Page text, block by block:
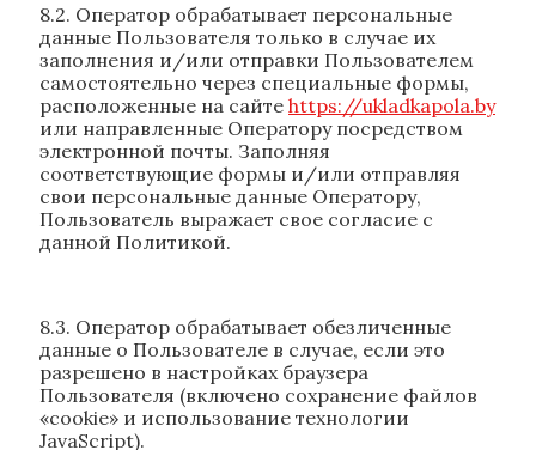
8.2. Оператор обрабатывает персональные
данные Пользователя только в случае их
заполнения и/или отправки Пользователем
самостоятельно через специальные формы,
расположенные на сайте https://ukladkapola.by
или направленные Оператору посредством
электронной почты. Заполняя
соответствующие формы и/или отправляя
свои персональные данные Оператору,
Пользователь выражает свое согласие с
данной Политикой.
8.3. Оператор обрабатывает обезличенные
данные о Пользователе в случае, если это
разрешено в настройках браузера
Пользователя (включено сохранение файлов
«cookie» и использование технологии
JavaScript).